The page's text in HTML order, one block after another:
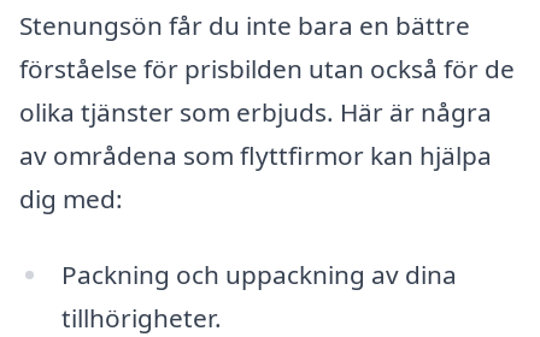
Stenungsön får du inte bara en bättre
förståelse för prisbilden utan också för de
olika tjänster som erbjuds. Här är några
av områdena som flyttfirmor kan hjälpa
dig med:
Packning och uppackning av dina
tillhörigheter.